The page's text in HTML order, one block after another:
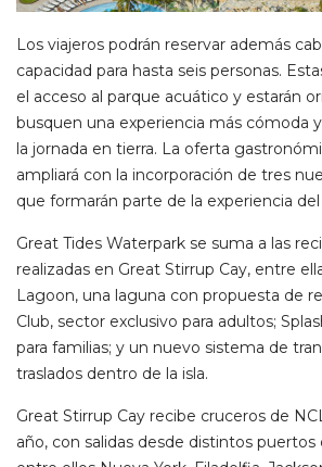
Los viajeros podrán reservar además
capacidad para hasta seis personas.
el acceso al parque acuático y estarán
busquen una experiencia más cómoda
la jornada en tierra. La oferta
ampliará con la incorporación de tres
que formarán parte de la experiencia
Great Tides Waterpark se suma a las
realizadas en Great Stirrup Cay, entre
Lagoon, una laguna con propuesta de
Club, sector exclusivo para adultos;
para familias; y un nuevo sistema de
traslados dentro de la isla.
Great Stirrup Cay recibe cruceros de
año, con salidas desde distintos